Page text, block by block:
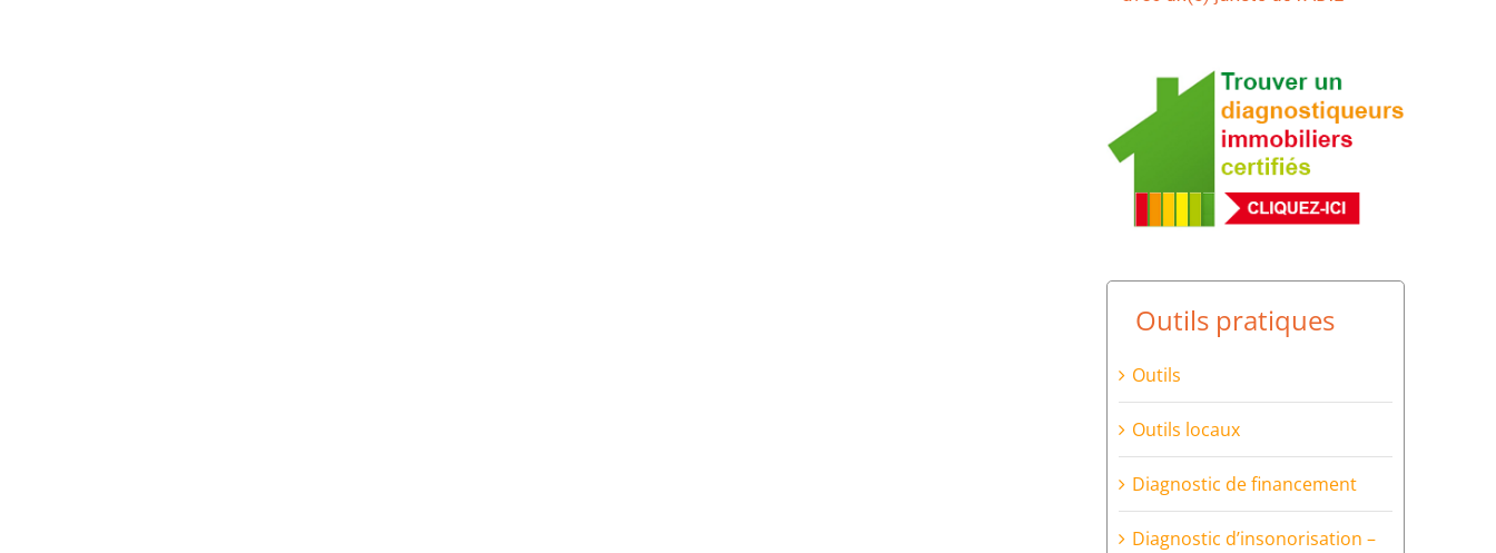
Outils pratiques
Outils
Outils locaux
Diagnostic de financement
Diagnostic d’insonorisation –